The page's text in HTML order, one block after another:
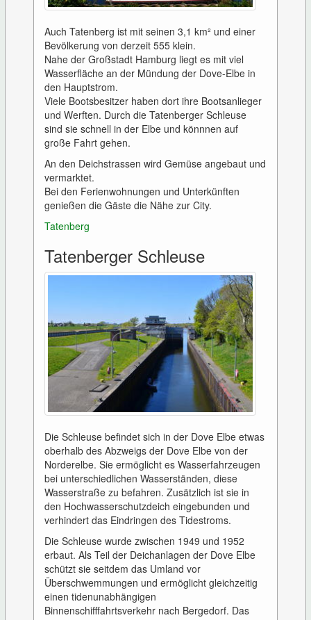
Auch Tatenberg ist mit seinen 3,1 km² und einer
Bevölkerung von derzeit 555 klein.
Nahe der Großstadt Hamburg liegt es mit viel
Wasserfläche an der Mündung der Dove-Elbe in
den Hauptstrom.
Viele Bootsbesitzer haben dort ihre Bootsanlieger
und Werften. Durch die Tatenberger Schleuse
sind sie schnell in der Elbe und könnnen auf
große Fahrt gehen.
An den Deichstrassen wird Gemüse angebaut und
vermarktet.
Bei den Ferienwohnungen und Unterkünften
genießen die Gäste die Nähe zur City.
Tatenberg
Tatenberger Schleuse
Die Schleuse befindet sich in der Dove Elbe etwas
oberhalb des Abzweigs der Dove Elbe von der
Norderelbe. Sie ermöglicht es Wasserfahrzeugen
bei unterschiedlichen Wasserständen, diese
Wasserstraße zu befahren. Zusätzlich ist sie in
den Hochwasserschutzdeich eingebunden und
verhindert das Eindringen des Tidestroms.
Die Schleuse wurde zwischen 1949 und 1952
erbaut. Als Teil der Deichanlagen der Dove Elbe
schützt sie seitdem das Umland vor
Überschwemmungen und ermöglicht gleichzeitig
einen tidenunabhängigen
Binnenschifffahrtsverkehr nach Bergedorf. Das